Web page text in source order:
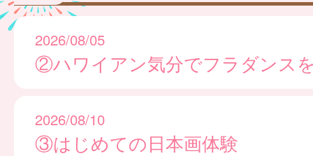
2026/08/05
②ハワイアン気分でフラダンス
2026/08/10
③はじめての日本画体験